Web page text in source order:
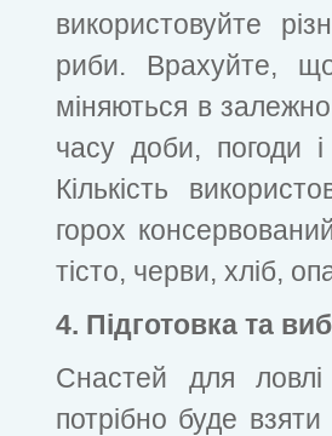
використовуйте
риби. Врахуйте,
міняються в
часу доби, погоди
Кількість
горох
тісто, черви, хліб,
4. Підготовка та
Снастей для
потрібно буде